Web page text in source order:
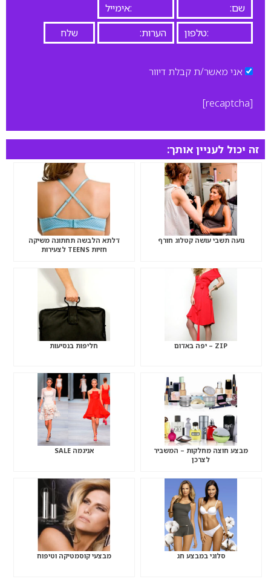
אני מאשר/ת קבלת דיוור
[recaptcha]
זה יכול לעניין אותך:
נועה תשבי עושה קטלוג חורף
דלתא הלבשה תחתונה משיקה
חזיות TEENS לצעירות
ZIP – יפה באדום חליפות בנסיעות
מבצע חוצה מחלקות – המשביר
לצרכן
אניגמה SALE
סלוגי במבצע חג מבצעי קוסמטיקה וטיפוח